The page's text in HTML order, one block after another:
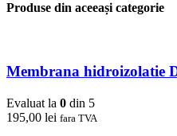
Produse din aceeași categorie
Membrana hidroizolatie
Evaluat la 0 din 5
195,00 lei fara TVA